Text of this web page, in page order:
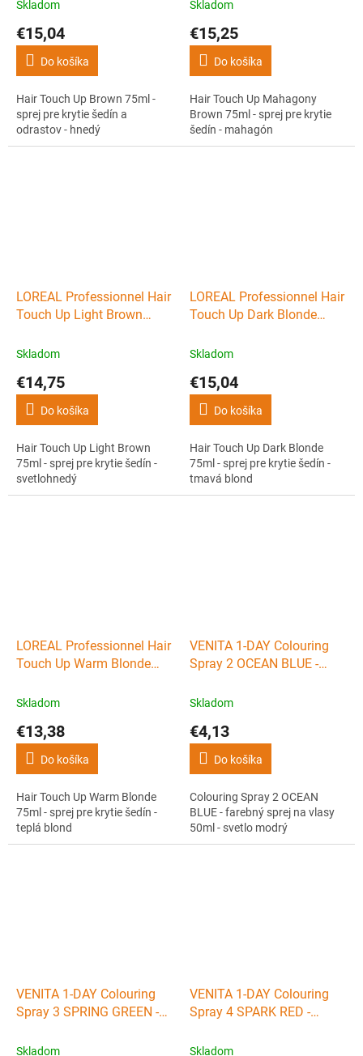
Skladom
€15,04
Do košíka
Hair Touch Up Brown 75ml -
sprej pre krytie šedín a
odrastov - hnedý
Skladom
€15,25
Do košíka
Hair Touch Up Mahagony
Brown 75ml - sprej pre krytie
šedín - mahagón
LOREAL Professionnel Hair
Touch Up Light Brown
- svetlohnedý
Skladom
€14,75
Do košíka
Hair Touch Up Light Brown
75ml - sprej pre krytie šedín -
svetlohnedý
LOREAL Professionnel Hair
Touch Up Dark Blonde
- tmavá blond
Skladom
€15,04
Do košíka
Hair Touch Up Dark Blonde
75ml - sprej pre krytie šedín -
tmavá blond
LOREAL Professionnel Hair
Touch Up Warm Blonde
- teplá blond
Skladom
€13,38
Do košíka
Hair Touch Up Warm Blonde
75ml - sprej pre krytie šedín -
teplá blond
VENITA 1-DAY Colouring
Spray 2 OCEAN BLUE -
50ml - svetlo modrý
Skladom
€4,13
Do košíka
Colouring Spray 2 OCEAN
BLUE - farebný sprej na vlasy
50ml - svetlo modrý
VENITA 1-DAY Colouring
Spray 3 SPRING GREEN -
50ml - zelený
Skladom
VENITA 1-DAY Colouring
Spray 4 SPARK RED -
50ml - červený
Skladom